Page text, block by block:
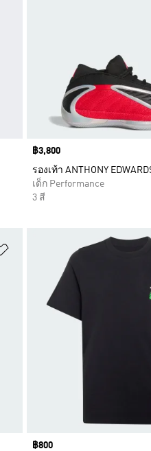
Price
฿3,800
รองเท้า ANTHONY
เด็ก Performance
3 สี
เพิ่มไปยังรายการสินค้าโปรด
Price
฿800